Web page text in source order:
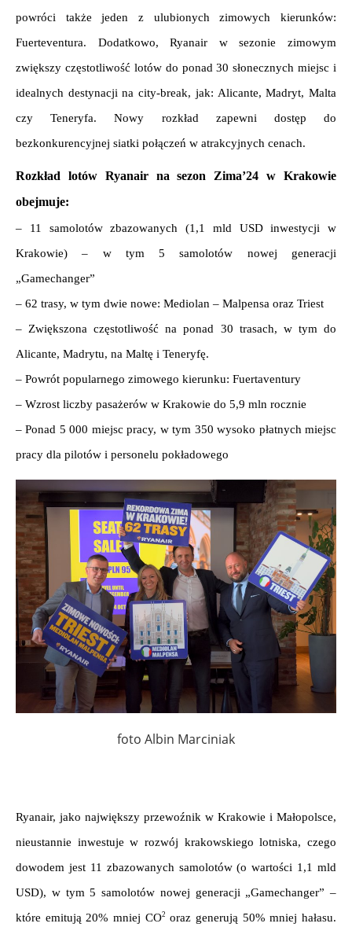
powróci także jeden z ulubionych zimowych kierunków:
Fuerteventura. Dodatkowo, Ryanair w sezonie zimowym
zwiększy częstotliwość lotów do ponad 30 słonecznych miejsc i
idealnych destynacji na city-break, jak: Alicante, Madryt, Malta
czy Teneryfa. Nowy rozkład zapewni dostęp do
bezkonkurencyjnej siatki połączeń w atrakcyjnych cenach.
Rozkład lotów Ryanair na sezon Zima’24 w Krakowie
obejmuje:
– 11 samolotów zbazowanych (1,1 mld USD inwestycji w
Krakowie) – w tym 5 samolotów nowej generacji
„Gamechanger”
– 62 trasy, w tym dwie nowe: Mediolan – Malpensa oraz Triest
– Zwiększona częstotliwość na ponad 30 trasach, w tym do
Alicante, Madrytu, na Maltę i Teneryfę.
– Powrót popularnego zimowego kierunku: Fuertaventury
– Wzrost liczby pasażerów w Krakowie do 5,9 mln rocznie
– Ponad 5 000 miejsc pracy, w tym 350 wysoko płatnych miejsc
pracy dla pilotów i personelu pokładowego
foto Albin Marciniak
Ryanair, jako największy przewoźnik w Krakowie i Małopolsce,
nieustannie inwestuje w rozwój krakowskiego lotniska, czego
dowodem jest 11 zbazowanych samolotów (o wartości 1,1 mld
USD), w tym 5 samolotów nowej generacji „Gamechanger” –
które emitują 20% mniej CO2 oraz generują 50% mniej hałasu.